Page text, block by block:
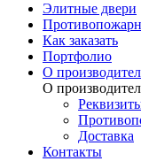
Элитные двери
Как заказать
Портфолио
О
О
Доставка
Контакты